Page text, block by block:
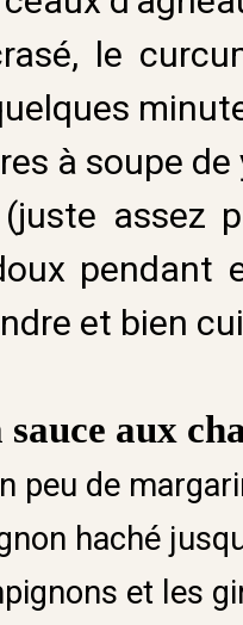
le
à soupe
(juste assez
pendant
et bien
aux
peu de
haché
et les